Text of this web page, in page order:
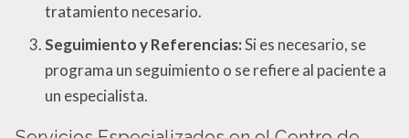
tratamiento necesario.
Seguimiento y Referencias:Si es necesario, se
programa un seguimiento o se refiere al paciente a
un especialista.